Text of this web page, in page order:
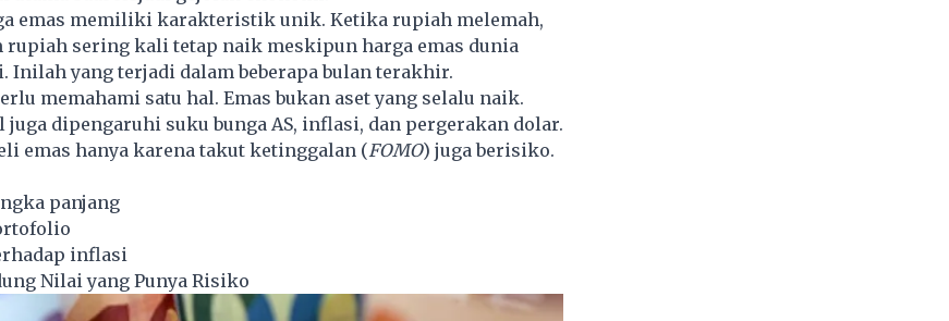
emas memiliki karakteristik unik. Ketika rupiah melemah,
rupiah sering kali tetap naik meskipun harga emas dunia
Inilah yang terjadi dalam beberapa bulan terakhir.
memahami satu hal. Emas bukan aset yang selalu naik.
juga dipengaruhi suku bunga AS, inflasi, dan pergerakan dolar.
emas hanya karena takut ketinggalan (FOMO) juga berisiko.
panjang
inflasi
Nilai yang Punya Risiko